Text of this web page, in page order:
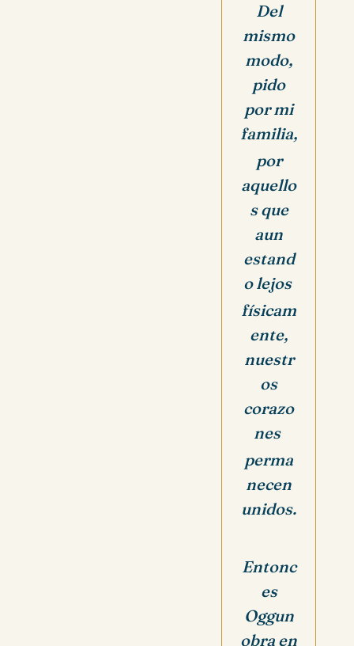
Del
mismo
modo,
pido
por mi
familia,
por
aquello
s que
aun
estand
o lejos
físicam
ente,
nuestr
os
corazo
nes
perma
necen
unidos.
Entonc
es
Oggun
obra en